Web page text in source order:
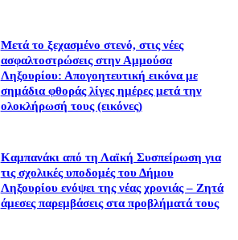
Μετά το ξεχασμένο στενό, στις νέες
ασφαλτοστρώσεις στην Αμμούσα
Ληξουρίου: Απογοητευτική εικόνα με
σημάδια φθοράς λίγες ημέρες μετά την
ολοκλήρωσή τους (εικόνες)
Καμπανάκι από τη Λαϊκή Συσπείρωση για
τις σχολικές υποδομές του Δήμου
Ληξουρίου ενόψει της νέας χρονιάς – Ζητά
άμεσες παρεμβάσεις στα προβλήματά τους